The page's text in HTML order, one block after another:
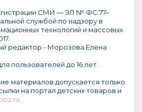
СМИ — ЭЛ № ФС 77–
службой по надзору в
технологий и массовых
редактор - Морозова Елена
пользователей до 16 лет.
материалов допускается только
на портал детских товаров и